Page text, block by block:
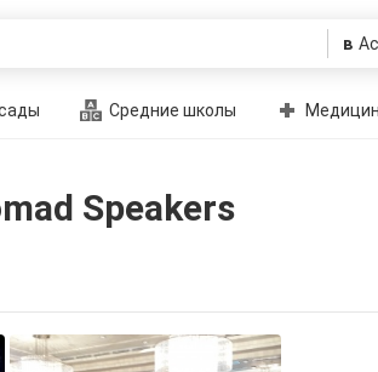
в
Средние школы
Speakers